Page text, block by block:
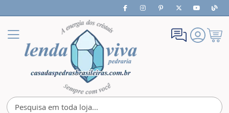
Nav
Meu